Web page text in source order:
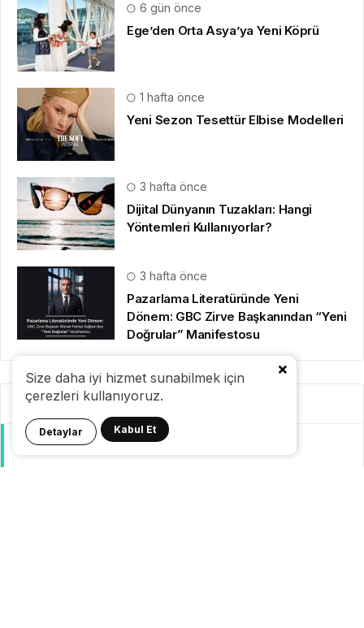
Size daha iyi hizmet sunabilmek için
çerezleri kullanıyoruz.
Detaylar Kabul Et
6 gün önce
Ege’den Orta Asya’ya Yeni Köprü
1 hafta önce
Yeni Sezon Tesettür Elbise Modelleri
3 hafta önce
Dijital Dünyanın Tuzakları: Hangi
Yöntemleri Kullanıyorlar?
3 hafta önce
Pazarlama Literatüründe Yeni
Dönem: GBC Zirve Başkanından “Yeni
Doğrular” Manifestosu
Kategoriler
GeziBlog